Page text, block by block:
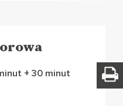
+ 30 minut